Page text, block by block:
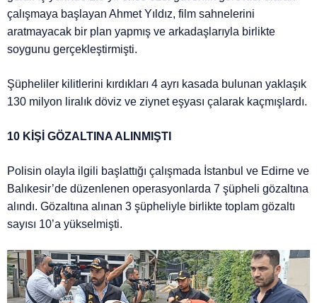
çalışmaya başlayan Ahmet Yıldız, film sahnelerini
aratmayacak bir plan yapmış ve arkadaşlarıyla birlikte
soygunu gerçekleştirmişti.
Şüpheliler kilitlerini kırdıkları 4 ayrı kasada bulunan yaklaşık
130 milyon liralık döviz ve ziynet eşyası çalarak kaçmışlardı.
10 KİŞİ GÖZALTINA ALINMIŞTI
Polisin olayla ilgili başlattığı çalışmada İstanbul ve Edirne ve
Balıkesir’de düzenlenen operasyonlarda 7 şüpheli gözaltına
alındı. Gözaltına alınan 3 şüpheliyle birlikte toplam gözaltı
sayısı 10’a yükselmişti.